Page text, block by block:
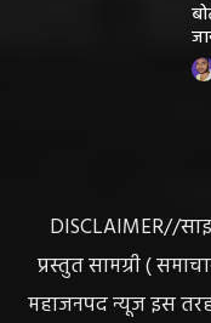
DISCLAIMER//
प्रस्तुत सामग्री (
महाजनपद न्यूज इस